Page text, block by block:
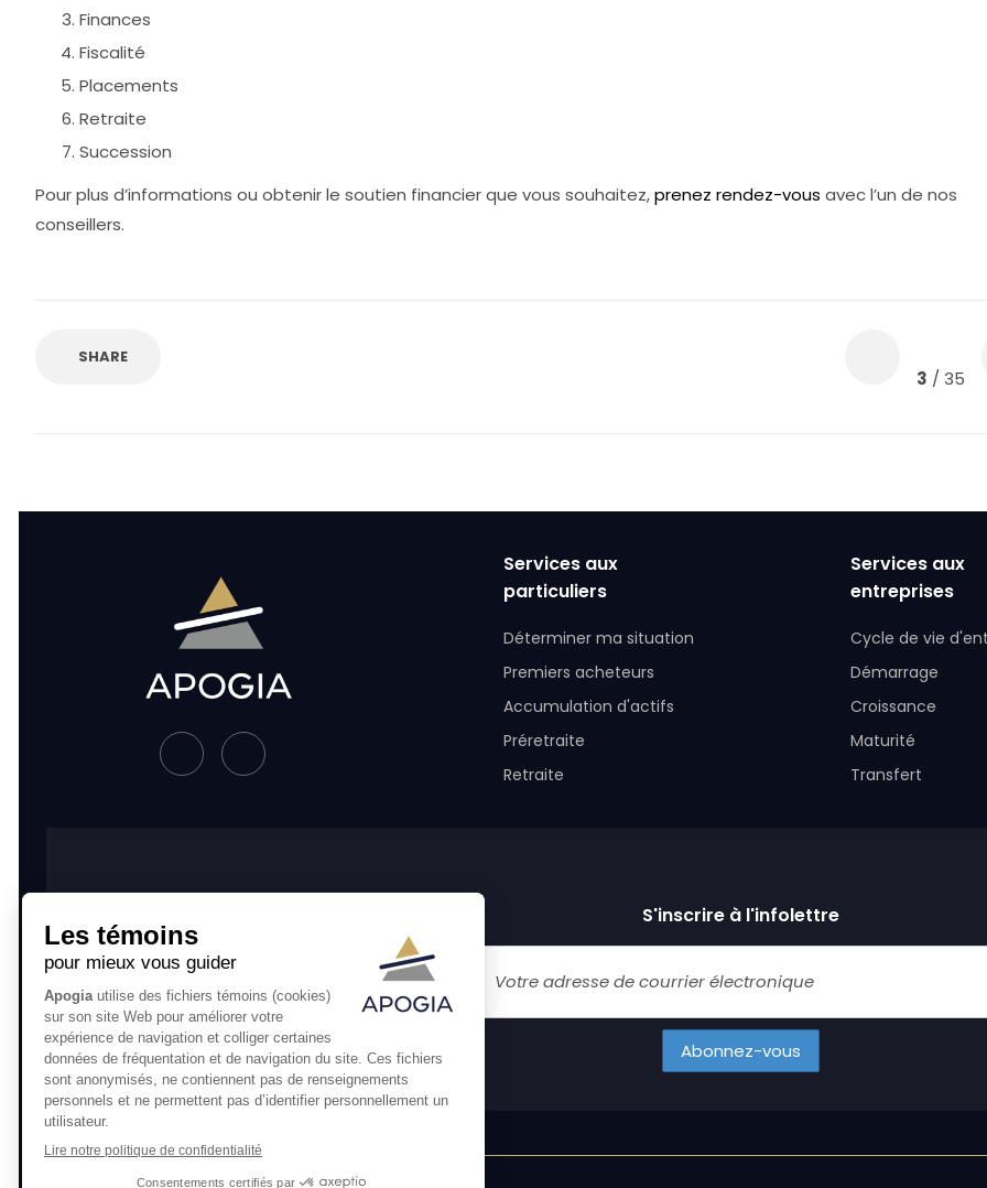
Finances
Fiscalité
Placements
Retraite
Succession
Pour plus d’informations ou obtenir le soutien financier que vous souhaitez,prenez rendez-vous avec l’un de nos
conseillers.
SHARE
3 / 35
Services aux
particuliers
Déterminer ma situation
Premiers acheteurs
Accumulation d'actifs
Préretraite
Retraite
Services aux
entreprises
Cycle de vie
Démarrage
Croissance
Maturité
Transfert
S'inscrire à l'infolettre